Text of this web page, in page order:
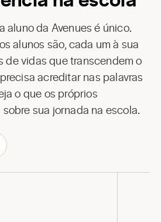
aluno da Avenues é único.
alunos são, cada um à sua
de vidas que transcendem o
acreditar nas palavras
o que os próprios
sua jornada na escola.